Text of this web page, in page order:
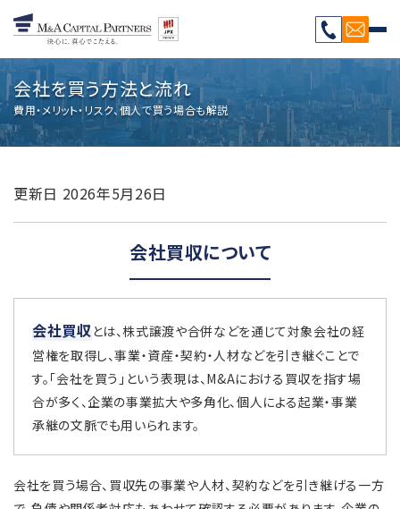
会社を買う方法と流れ
費用・メリット・リスク、個人で買う場合も解説
更新日 2026年5月26日
会社買収について
会社買収とは、株式譲渡や合併などを通じて対象会社の経
営権を取得し、事業・資産・契約・人材などを引き継ぐことで
す。「会社を買う」という表現は、M&Aにおける買収を指す場
合が多く、企業の事業拡大や多角化、個人による起業・事業
承継の文脈でも用いられます。
会社を買う場合、買収先の事業や人材、契約などを引き継げる一方